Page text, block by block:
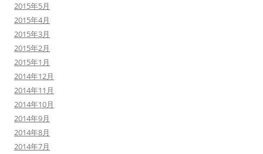
2015年5月
2015年4月
2015年3月
2015年2月
2015年1月
2014年12月
2014年11月
2014年10月
2014年9月
2014年8月
2014年7月